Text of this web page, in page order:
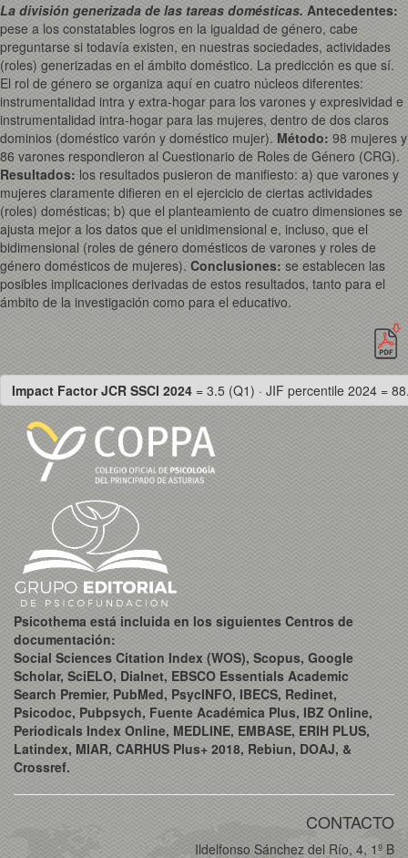
La división generizada de las tareas domésticas. Antecedentes:
pese a los constatables logros en la igualdad de género, cabe
preguntarse si todavía existen, en nuestras sociedades, actividades
(roles) generizadas en el ámbito doméstico. La predicción es que sí.
El rol de género se organiza aquí en cuatro núcleos diferentes:
instrumentalidad intra y extra-hogar para los varones y expresividad e
instrumentalidad intra-hogar para las mujeres, dentro de dos claros
dominios (doméstico varón y doméstico mujer). Método: 98 mujeres y
86 varones respondieron al Cuestionario de Roles de Género (CRG).
Resultados: los resultados pusieron de manifiesto: a) que varones y
mujeres claramente difieren en el ejercicio de ciertas actividades
(roles) domésticas; b) que el planteamiento de cuatro dimensiones se
ajusta mejor a los datos que el unidimensional e, incluso, que el
bidimensional (roles de género domésticos de varones y roles de
género domésticos de mujeres). Conclusiones: se establecen las
posibles implicaciones derivadas de estos resultados, tanto para el
ámbito de la investigación como para el educativo.
Impact Factor JCR SSCI 2024 = 3.5 (Q1) · JIF percentile 2024 =
Psicothema está incluida en los siguientes Centros de
documentación:
Social Sciences Citation Index (WOS), Scopus, Google
Scholar, SciELO, Dialnet, EBSCO Essentials Academic
Search Premier, PubMed, PsycINFO, IBECS, Redinet,
Psicodoc, Pubpsych, Fuente Académica Plus, IBZ Online,
Periodicals Index Online, MEDLINE, EMBASE, ERIH PLUS,
Latindex, MIAR, CARHUS Plus+ 2018, Rebiun, DOAJ, &
Crossref.
CONTACTO
Ildelfonso Sánchez del Río, 4, 1º B